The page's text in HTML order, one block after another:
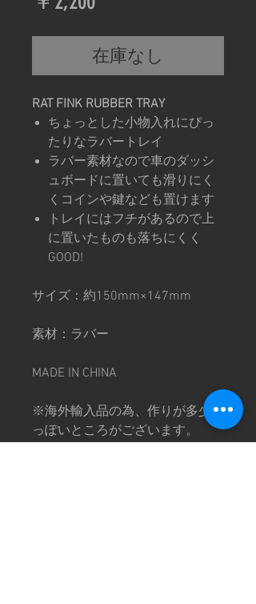
格
在庫なし
RAT FINK RUBBER TRAY
ちょっとした小物入れにぴっ
たりなラバートレイ
ラバー素材なので車のダッシ
ュボードに置いても滑りにく
くコインや鍵なども置けます
トレイにはフチがあるので上
に置いたものも落ちにくく
GOOD!
サイズ：約150mm×147mm
素材：ラバー
MADE IN CHINA
※海外輸入品の為、作りが多少荒
っぽいところがございます。